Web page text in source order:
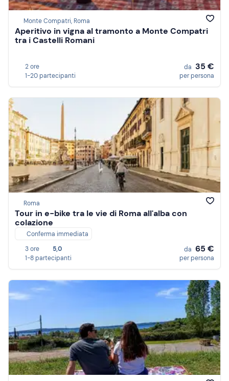
Monte Compatri, Roma
Aperitivo in vigna al tramonto a Monte Compatri
tra i Castelli Romani
2 ore
1-20 partecipanti
da 35 €
per persona
Roma
Tour in e-bike tra le vie di Roma all'alba con
colazione
Conferma immediata
3 ore
5,0
1-8 partecipanti
da 65 €
per persona